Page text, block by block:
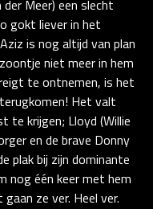
Meer) een slecht
gokt liever in het
is nog altijd van plan
niet meer in hem
te ontnemen, is het
Het valt
te krijgen; Lloyd (Willie
en de brave Donny
plak bij zijn dominante
nog één keer met hem
ze ver. Heel ver.